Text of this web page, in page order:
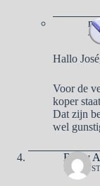
4
Hallo
Voor de
koper
Dat zijn
wel
Ben y
1